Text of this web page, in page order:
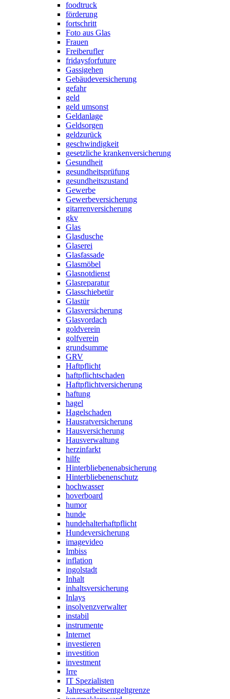
foodtruck
förderung
fortschritt
Foto aus Glas
Frauen
Freiberufler
fridaysforfuture
Gassigehen
Gebäudeversicherung
gefahr
geld
geld umsonst
Geldanlage
Geldsorgen
geldzurück
geschwindigkeit
gesetzliche krankenversicherung
Gesundheit
gesundheitsprüfung
gesundheitszustand
Gewerbe
Gewerbeversicherung
gitarrenversicherung
gkv
Glas
Glasdusche
Glaserei
Glasfassade
Glasmöbel
Glasnotdienst
Glasreparatur
Glasschiebetür
Glastür
Glasversicherung
Glasvordach
goldverein
golfverein
grundsumme
GRV
Haftpflicht
haftpflichtschaden
Haftpflichtversicherung
haftung
hagel
Hagelschaden
Hausratversicherung
Hausversicherung
Hausverwaltung
herzinfarkt
hilfe
Hinterbliebenenabsicherung
Hinterbliebenenschutz
hochwasser
hoverboard
humor
hunde
hundehalterhaftpflicht
Hundeversicherung
imagevideo
Imbiss
inflation
ingolstadt
Inhalt
inhaltsversicherung
Inlays
insolvenzverwalter
instabil
instrumente
Internet
investieren
investition
investment
Irre
IT Spezialisten
Jahresarbeitsentgeltgrenze